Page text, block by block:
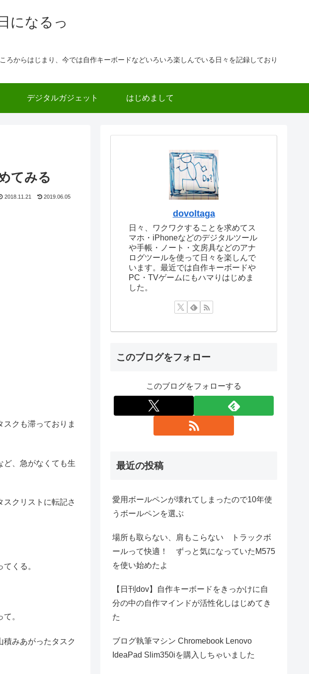
になるっ
からはじまり、今では自作キーボードなどいろいろ楽しんでいる日々を記録しており
デジタルガジェット はじめまして
てみる
2018.11.21 2019.06.05
クも滞っておりま
ど、急がなくても生
クリストに転記さ
くる。
。
みあがったタスク
dovoltaga
日々、ワクワクすることを求めてス
マホ・iPhoneなどのデジタルツール
や手帳・ノート・文房具などのアナ
ログツールを使って日々を楽しんで
います。最近では自作キーボードや
PC・TVゲームにもハマりはじめま
した。
このブログをフォロー
このブログをフォローする
最近の投稿
愛用ボールペンが壊れてしまったので10年使
うボールペンを選ぶ
場所も取らない、肩もこらない トラックボ
ールって快適！ ずっと気になっていたM575
を使い始めたよ
【日刊dov】自作キーボードをきっかけに自
分の中の自作マインドが活性化しはじめてき
た
ブログ執筆マシン Chromebook Lenovo
IdeaPad Slim350iを購入しちゃいました